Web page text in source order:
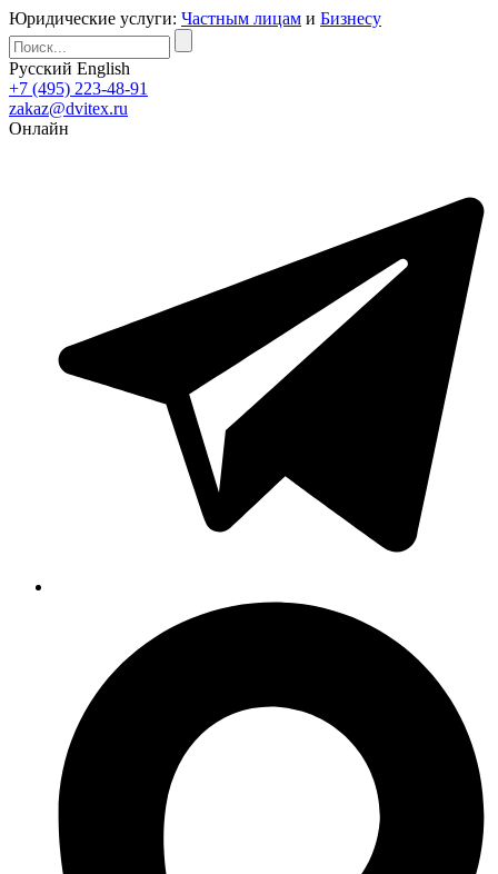
Юридические услуги: Частным лицам и Бизнесу
Русский English
+7 (495) 223-48-91
zakaz@dvitex.ru
Онлайн